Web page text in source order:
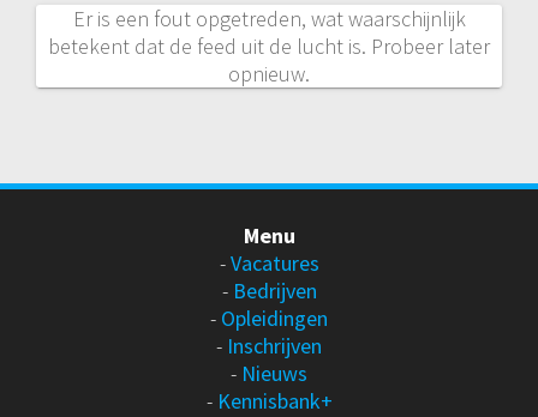
Er is een fout opgetreden, wat waarschijnlijk
betekent dat de feed uit de lucht is. Probeer later
opnieuw.
Menu
-Vacatures
- Bedrijven
- Opleidingen
- Inschrijven
- Nieuws
- Kennisbank+